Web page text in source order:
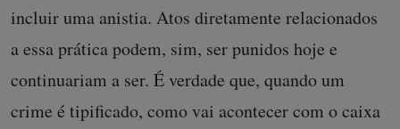
incluir uma anistia. Atos diretamente relacionados
a essa prática podem, sim, ser punidos hoje e
continuariam a ser. É verdade que, quando um
crime é tipificado, como vai acontecer com o caixa